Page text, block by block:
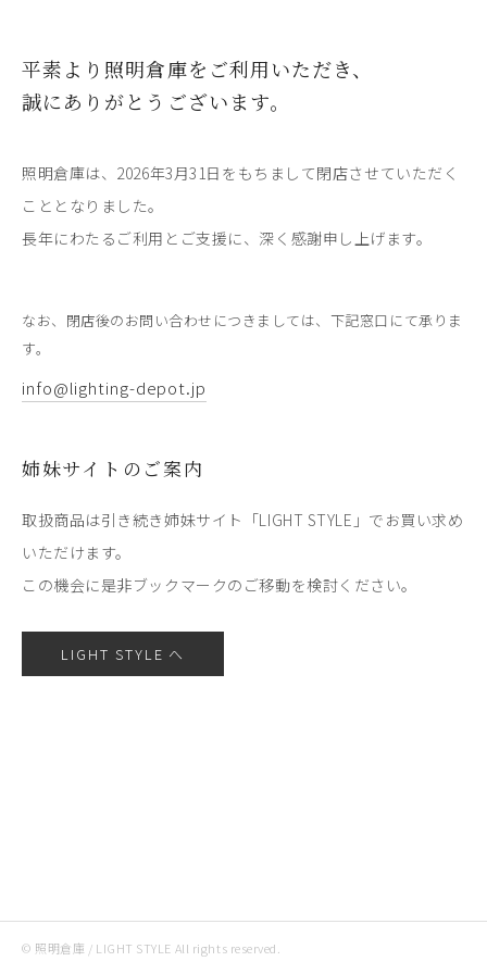
平素より照明倉庫をご利用いただき、
誠にありがとうございます。
照明倉庫は、2026年3月31日をもちまして閉店させていただく
こととなりました。
長年にわたるご利用とご支援に、深く感謝申し上げます。
なお、閉店後のお問い合わせにつきましては、下記窓口にて承りま
す。
info@lighting-depot.jp
姉妹サイトのご案内
取扱商品は引き続き姉妹サイト「LIGHT STYLE」でお買い求め
いただけます。
この機会に是非ブックマークのご移動を検討ください。
LIGHT STYLE へ
© 照明倉庫 / LIGHT STYLE All rights reserved.